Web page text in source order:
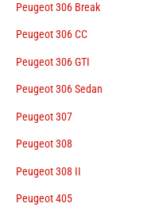
Peugeot 306 Break
Peugeot 306 CC
Peugeot 306 GTI
Peugeot 306 Sedan
Peugeot 307
Peugeot 308
Peugeot 308 II
Peugeot 405